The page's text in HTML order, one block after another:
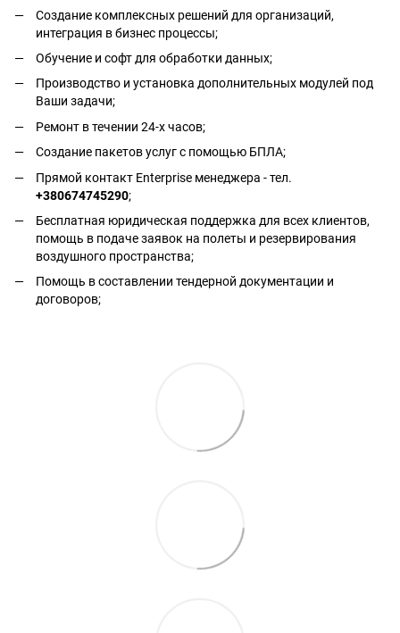
Создание комплексных решений для организаций,
интеграция в бизнес процессы;
Обучение и софт для обработки данных;
Производство и установка дополнительных модулей под
Ваши задачи;
Ремонт в течении 24-х часов;
Создание пакетов услуг с помощью БПЛА;
Прямой контакт Enterprise менеджера - тел.
+380674745290;
Бесплатная юридическая поддержка для всех клиентов,
помощь в подаче заявок на полеты и резервирования
воздушного пространства;
Помощь в составлении тендерной документации и
договоров;